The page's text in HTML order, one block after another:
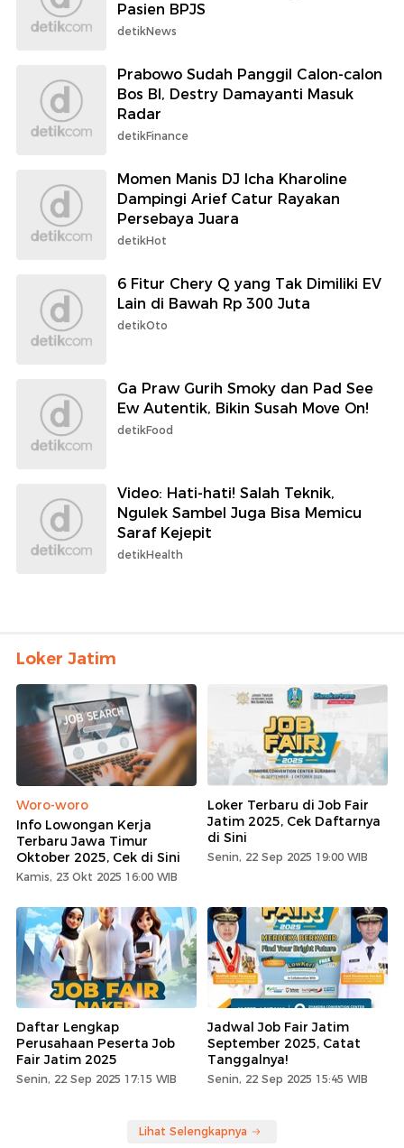
Pasien BPJS
detikNews
Prabowo Sudah Panggil Calon-calon
Bos BI, Destry Damayanti Masuk
Radar
detikFinance
Momen Manis DJ Icha Kharoline
Dampingi Arief Catur Rayakan
Persebaya Juara
detikHot
6 Fitur Chery Q yang Tak Dimiliki EV
Lain di Bawah Rp 300 Juta
detikOto
Ga Praw Gurih Smoky dan Pad See
Ew Autentik, Bikin Susah Move On!
detikFood
Video: Hati-hati! Salah Teknik,
Ngulek Sambel Juga Bisa Memicu
Saraf Kejepit
detikHealth
Loker Jatim
Woro-woro
Info Lowongan Kerja
Terbaru Jawa Timur
Oktober 2025, Cek di Sini
Kamis, 23 Okt 2025 16:00 WIB
Loker Terbaru di Job Fair
Jatim 2025, Cek Daftarnya
di Sini
Senin, 22 Sep 2025 19:00 WIB
Daftar Lengkap
Perusahaan Peserta Job
Fair Jatim 2025
Senin, 22 Sep 2025 17:15 WIB
Jadwal Job Fair Jatim
September 2025, Catat
Tanggalnya!
Senin, 22 Sep 2025 15:45 WIB
Lihat Selengkapnya